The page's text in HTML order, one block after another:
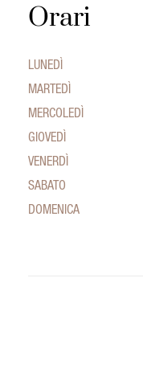
Orari
LUNEDÌ
MARTEDÌ
MERCOLEDÌ
GIOVEDÌ
VENERDÌ
SABATO
DOMENICA